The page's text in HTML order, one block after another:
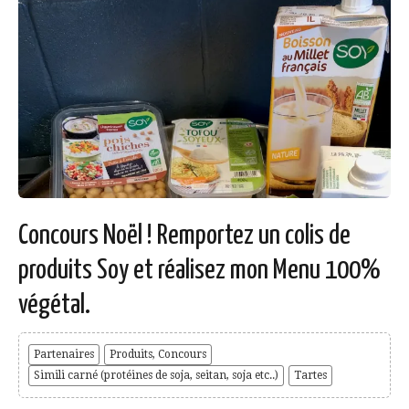
Concours Noël ! Remportez un colis de
produits Soy et réalisez mon Menu 100%
végétal.
Partenaires
Produits, Concours
Simili carné (protéines de soja, seitan, soja etc..)
Tartes